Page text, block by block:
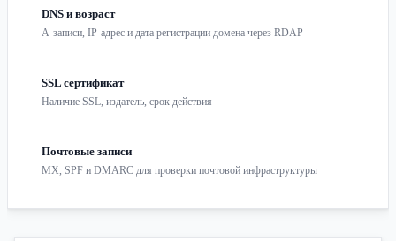
DNS и возраст
A-записи, IP-адрес и дата регистрации домена через RDAP
SSL сертификат
Наличие SSL, издатель, срок действия
Почтовые записи
MX, SPF и DMARC для проверки почтовой инфраструктуры